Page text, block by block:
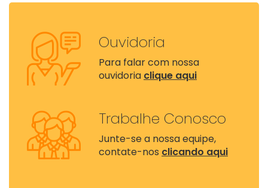
Ouvidoria
Para falar com nossa
ouvidoria clique aqui
Trabalhe Conosco
Junte-se a nossa equipe,
contate-nos clicando aqui